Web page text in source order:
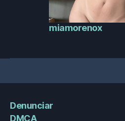
miamorenox
Denunciar
DMCA